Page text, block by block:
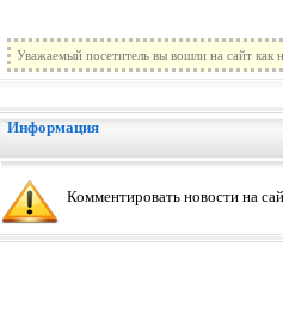
Уважаемый посетитель вы вошли на сайт как
Информация
Комментировать новости на